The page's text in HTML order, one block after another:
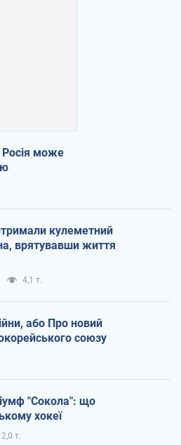
Росія може
кулеметний
врятувавши життя
4,1 т.
або Про новий
союзу
"Сокола": що
хокеї
2,0 т.